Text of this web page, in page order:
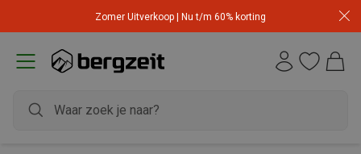
Zomer Uitverkoop | Nu t/m 60% korting